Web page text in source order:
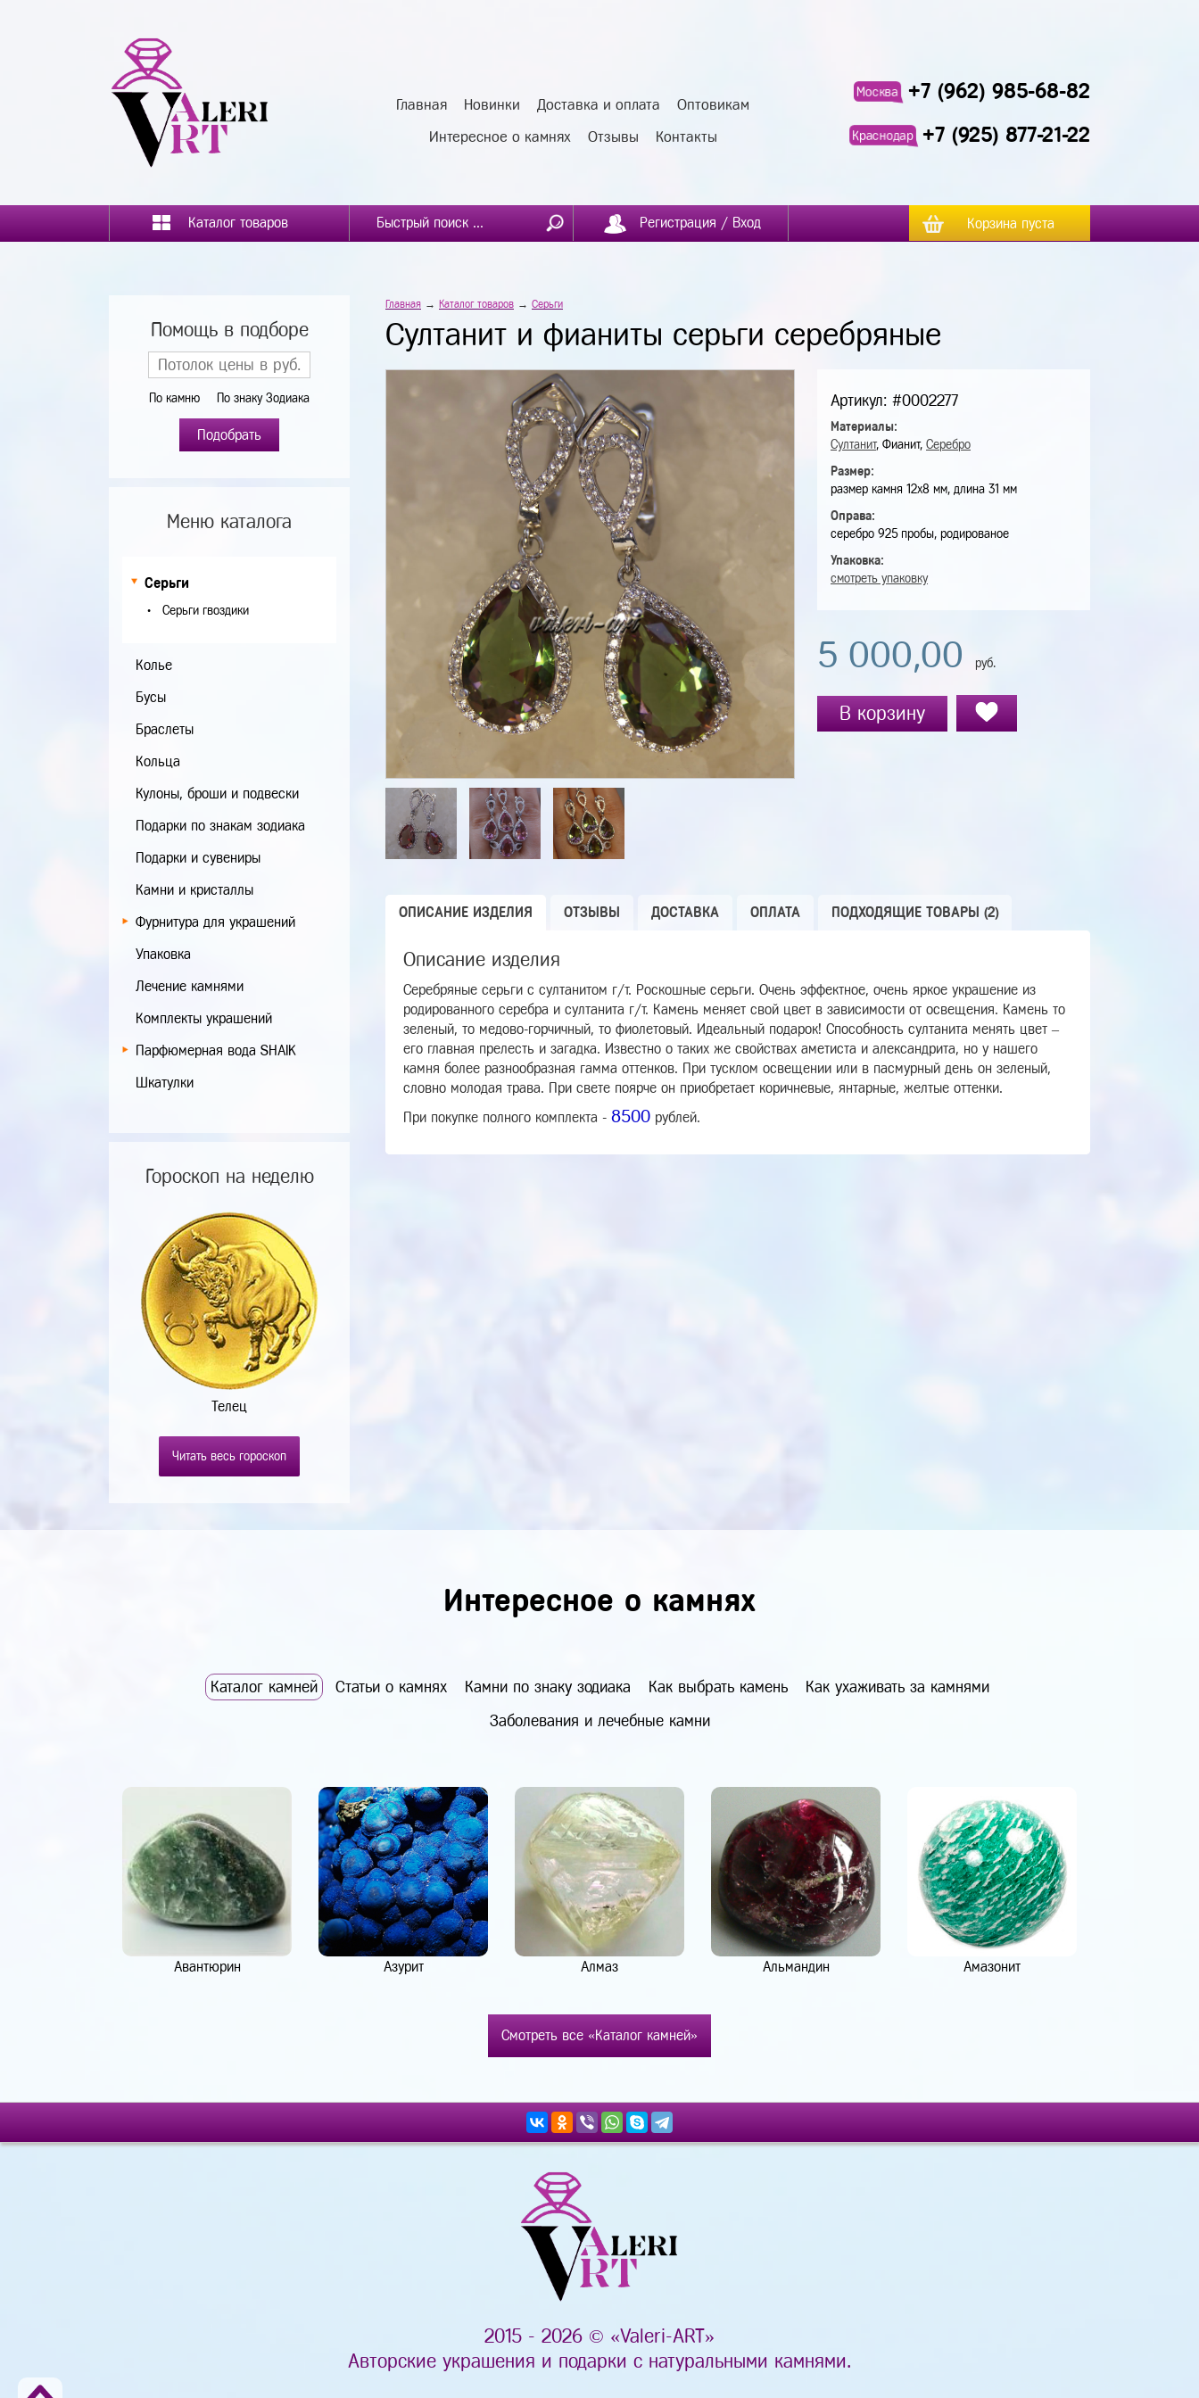
Главная Новинки Доставка и оплата Оптовикам
Интересное о камнях Отзывы Контакты
Москва +7 (962) 985-68-82
Краснодар +7 (925) 877-21-22
Каталог товаров Регистрация / Вход Корзина пуста
Помощь в подборе
По камню По знаку Зодиака
Подобрать
Меню каталога
Серьги
Серьги гвоздики
Колье
Бусы
Браслеты
Кольца
Кулоны, броши и подвески
Подарки по знакам зодиака
Подарки и сувениры
Камни и кристаллы
Фурнитура для украшений
Упаковка
Лечение камнями
Комплекты украшений
Парфюмерная вода SHAIK
Шкатулки
Гороскоп на неделю
Телец
Читать весь гороскоп
Главная → Каталог товаров → Серьги
Султанит и фианиты серьги серебряные
Артикул: #0002277
Материалы:
Султанит, Фианит, Серебро
Размер:
размер камня 12х8 мм, длина 31 мм
Оправа:
серебро 925 пробы, родированое
Упаковка:
смотреть упаковку
5 000,00 руб.
В корзину
ОПИСАНИЕ ИЗДЕЛИЯ ОТЗЫВЫ ДОСТАВКА ОПЛАТА ПОДХОДЯЩИЕ ТОВАРЫ (2)
Описание изделия
Серебряные серьги с султанитом г/т. Роскошные серьги. Очень эффектное, очень яркое украшение из
родированного серебра и султанита г/т. Камень меняет свой цвет в зависимости от освещения. Камень то
зеленый, то медово-горчичный, то фиолетовый. Идеальный подарок! Способность султанита менять цвет –
его главная прелесть и загадка. Известно о таких же свойствах аметиста и александрита, но у нашего
камня более разнообразная гамма оттенков. При тусклом освещении или в пасмурный день он зеленый,
словно молодая трава. При свете поярче он приобретает коричневые, янтарные, желтые оттенки.
При покупке полного комплекта - 8500 рублей.
Интересное о камнях
Каталог камней Статьи о камнях Камни по знаку зодиака Как выбрать камень Как ухаживать за камнями
Заболевания и лечебные камни
Авантюрин Азурит Алмаз Альмандин Амазонит
Смотреть все «Каталог камней»
2015 - 2026 © «Valeri-ART»
Авторские украшения и подарки с натуральными камнями.